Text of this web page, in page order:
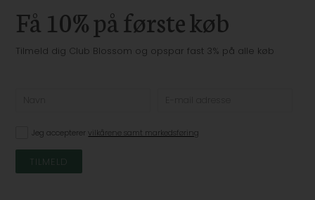
Få 10% på første køb
Tilmeld dig Club Blossom og opspar fast 3% på alle køb
Jeg accepterervilkårene samt markedsføring